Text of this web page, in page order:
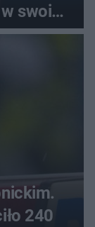
swoim
240